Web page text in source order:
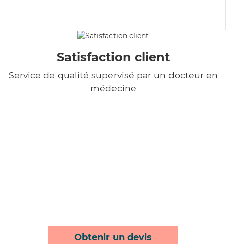
Satisfaction client
Service de qualité supervisé par un docteur en
médecine
Obtenir un devis